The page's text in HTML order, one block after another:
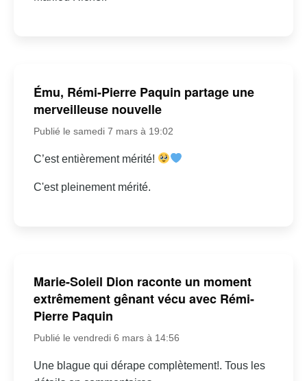
Ému, Rémi-Pierre Paquin partage une
merveilleuse nouvelle
Publié le samedi 7 mars à 19:02
C’est entièrement mérité!
C'est pleinement mérité.
Marie-Soleil Dion raconte un moment
extrêmement gênant vécu avec Rémi-
Pierre Paquin
Publié le vendredi 6 mars à 14:56
Une blague qui dérape complètement!. Tous les